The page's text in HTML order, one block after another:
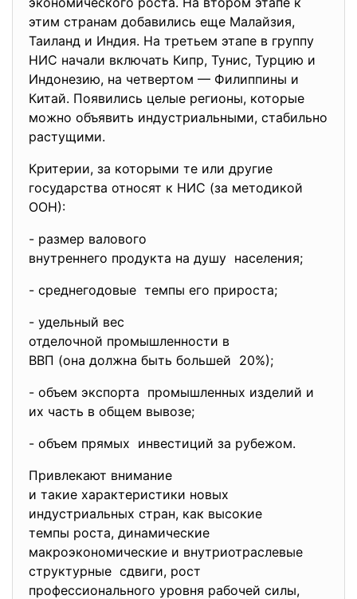
этим странам добавились еще Малайзия,
Таиланд и Индия. На третьем этапе в группу
НИС начали включать Кипр, Тунис, Турцию и
Индонезию, на четвертом — Филиппины и
Китай. Появились целые регионы, которые
можно объявить индустриальными, стабильно
растущими.
Критерии, за которыми те или другие
государства относят к НИС (за методикой
ООН):
- размер валового
внутреннего продукта на душу населения;
- среднегодовые темпы его прироста;
- удельный вес
отделочной промышленности в
ВВП (она должна быть большей 20%);
- объем экспорта промышленных изделий и
их часть в общем вывозе;
- объем прямых инвестиций за рубежом.
Привлекают внимание
и такие характеристики новых
индустриальных стран, как высокие
темпы роста, динамические
макроэкономические и внутриотраслевые
структурные сдвиги, рост
профессионального уровня рабочей силы,